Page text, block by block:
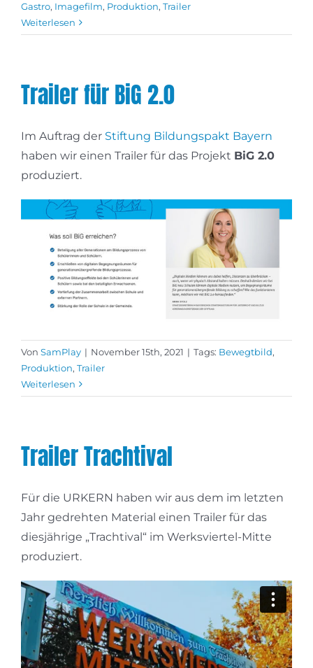
Gastro, Imagefilm, Produktion, Trailer
Weiterlesen
Trailer für BiG 2.0
Im Auftrag der Stiftung Bildungspakt Bayern
haben wir einen Trailer für das Projekt BiG 2.0
produziert.
Von SamPlay | November 15th, 2021 | Tags: Bewegtbild,
Produktion, Trailer
Weiterlesen
Trailer Trachtival
Für die URKERN haben wir aus dem im letzten
Jahr gedrehten Material einen Trailer für das
diesjährige „Trachtival“ im Werksviertel-Mitte
produziert.